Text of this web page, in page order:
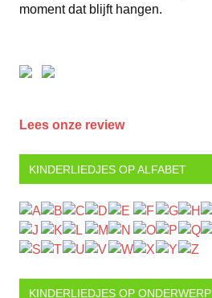
moment dat blijft hangen.
Lees onze review
KINDERLIEDJES OP ALFABET
KINDERLIEDJES OP ONDERWERP